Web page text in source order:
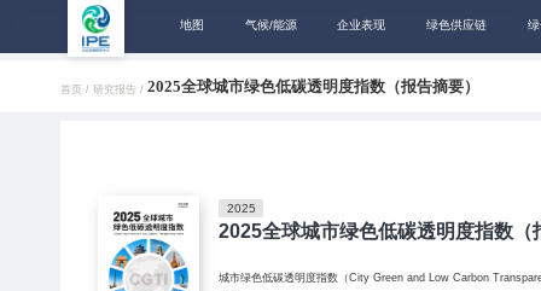
地图 气候/能源 企业表现 绿色供应链
首页 / 研究报告 / 2025全球城市绿色低碳透明度指数（报告摘要）
2025
2025全球城市绿色低碳透明度指数（
城市绿色低碳透明度指数（City Green and Low Carbon